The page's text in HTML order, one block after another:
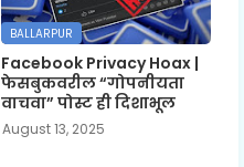
BALLARPUR
Facebook Privacy Hoax |
फेसबुकवरील “गोपनीयता
वाचवा” पोस्ट ही दिशाभूल
August 13, 2025